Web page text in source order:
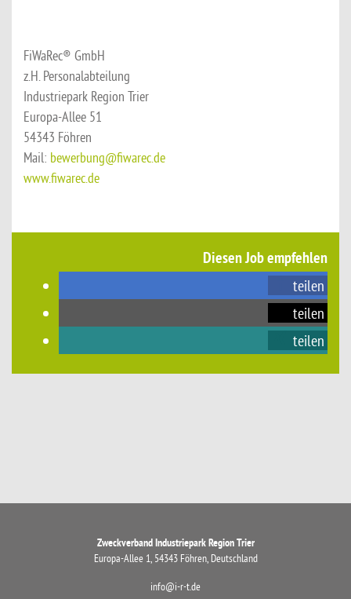
FiWaRec® GmbH
z.H. Personalabteilung
Industriepark Region Trier
Europa-Allee 51
54343 Föhren
Mail: bewerbung@fiwarec.de
www.fiwarec.de
Diesen Job empfehlen
teilen
teilen
teilen
Zweckverband Industriepark Region Trier
Europa-Allee 1, 54343 Föhren, Deutschland
info@i-r-t.de